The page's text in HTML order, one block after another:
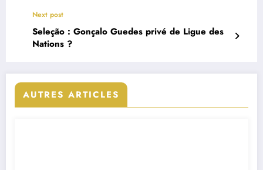
Next post
Seleção : Gonçalo Guedes privé de Ligue des
Nations ?
AUTRES ARTICLES